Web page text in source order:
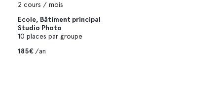
2 cours / mois
Ecole, Bâtiment principal
Studio Photo
10 places par groupe
185€ /an